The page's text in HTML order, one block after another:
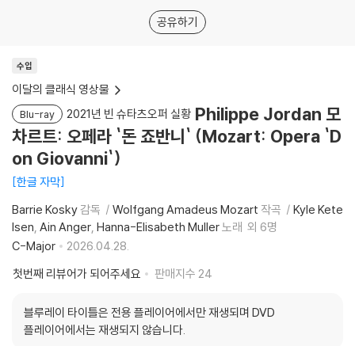
공유하기
수입
이달의 클래식 영상물
Blu-ray 2021년 빈 슈타츠오퍼 실황 Philippe Jordan 모
차르트: 오페라 `돈 죠반니` (Mozart: Opera `D
on Giovanni`)
한글 자막
Barrie Kosky감독 Wolfgang Amadeus Mozart 작곡
Kyle Kete
lsen Ain Anger Hanna-Elisabeth Muller노래 외 6명
C-Major
2026.04.28.
첫번째 리뷰어가 되어주세요
판매지수 24
블루레이 타이틀은 전용 플레이어에서만 재생되며 DVD
플레이어에서는 재생되지 않습니다.